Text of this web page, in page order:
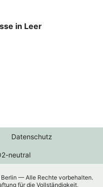
in Leer
Datenschutz
neutral
— Alle Rechte vorbehalten.
für die Vollständigkeit,